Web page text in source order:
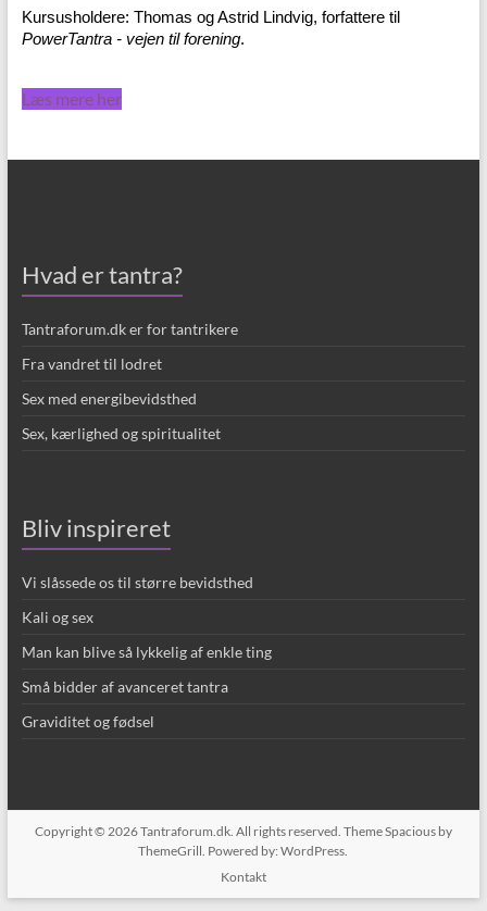
Kursusholdere: Thomas og Astrid Lindvig, forfattere til
PowerTantra - vejen til forening.
Læs mere her
Hvad er tantra?
Tantraforum.dk er for tantrikere
Fra vandret til lodret
Sex med energibevidsthed
Sex, kærlighed og spiritualitet
Bliv inspireret
Vi slåssede os til større bevidsthed
Kali og sex
Man kan blive så lykkelig af enkle ting
Små bidder af avanceret tantra
Graviditet og fødsel
Copyright © 2026Tantraforum.dk. All rights reserved. ThemeSpaciousby
ThemeGrill. Powered by:WordPress.
Kontakt